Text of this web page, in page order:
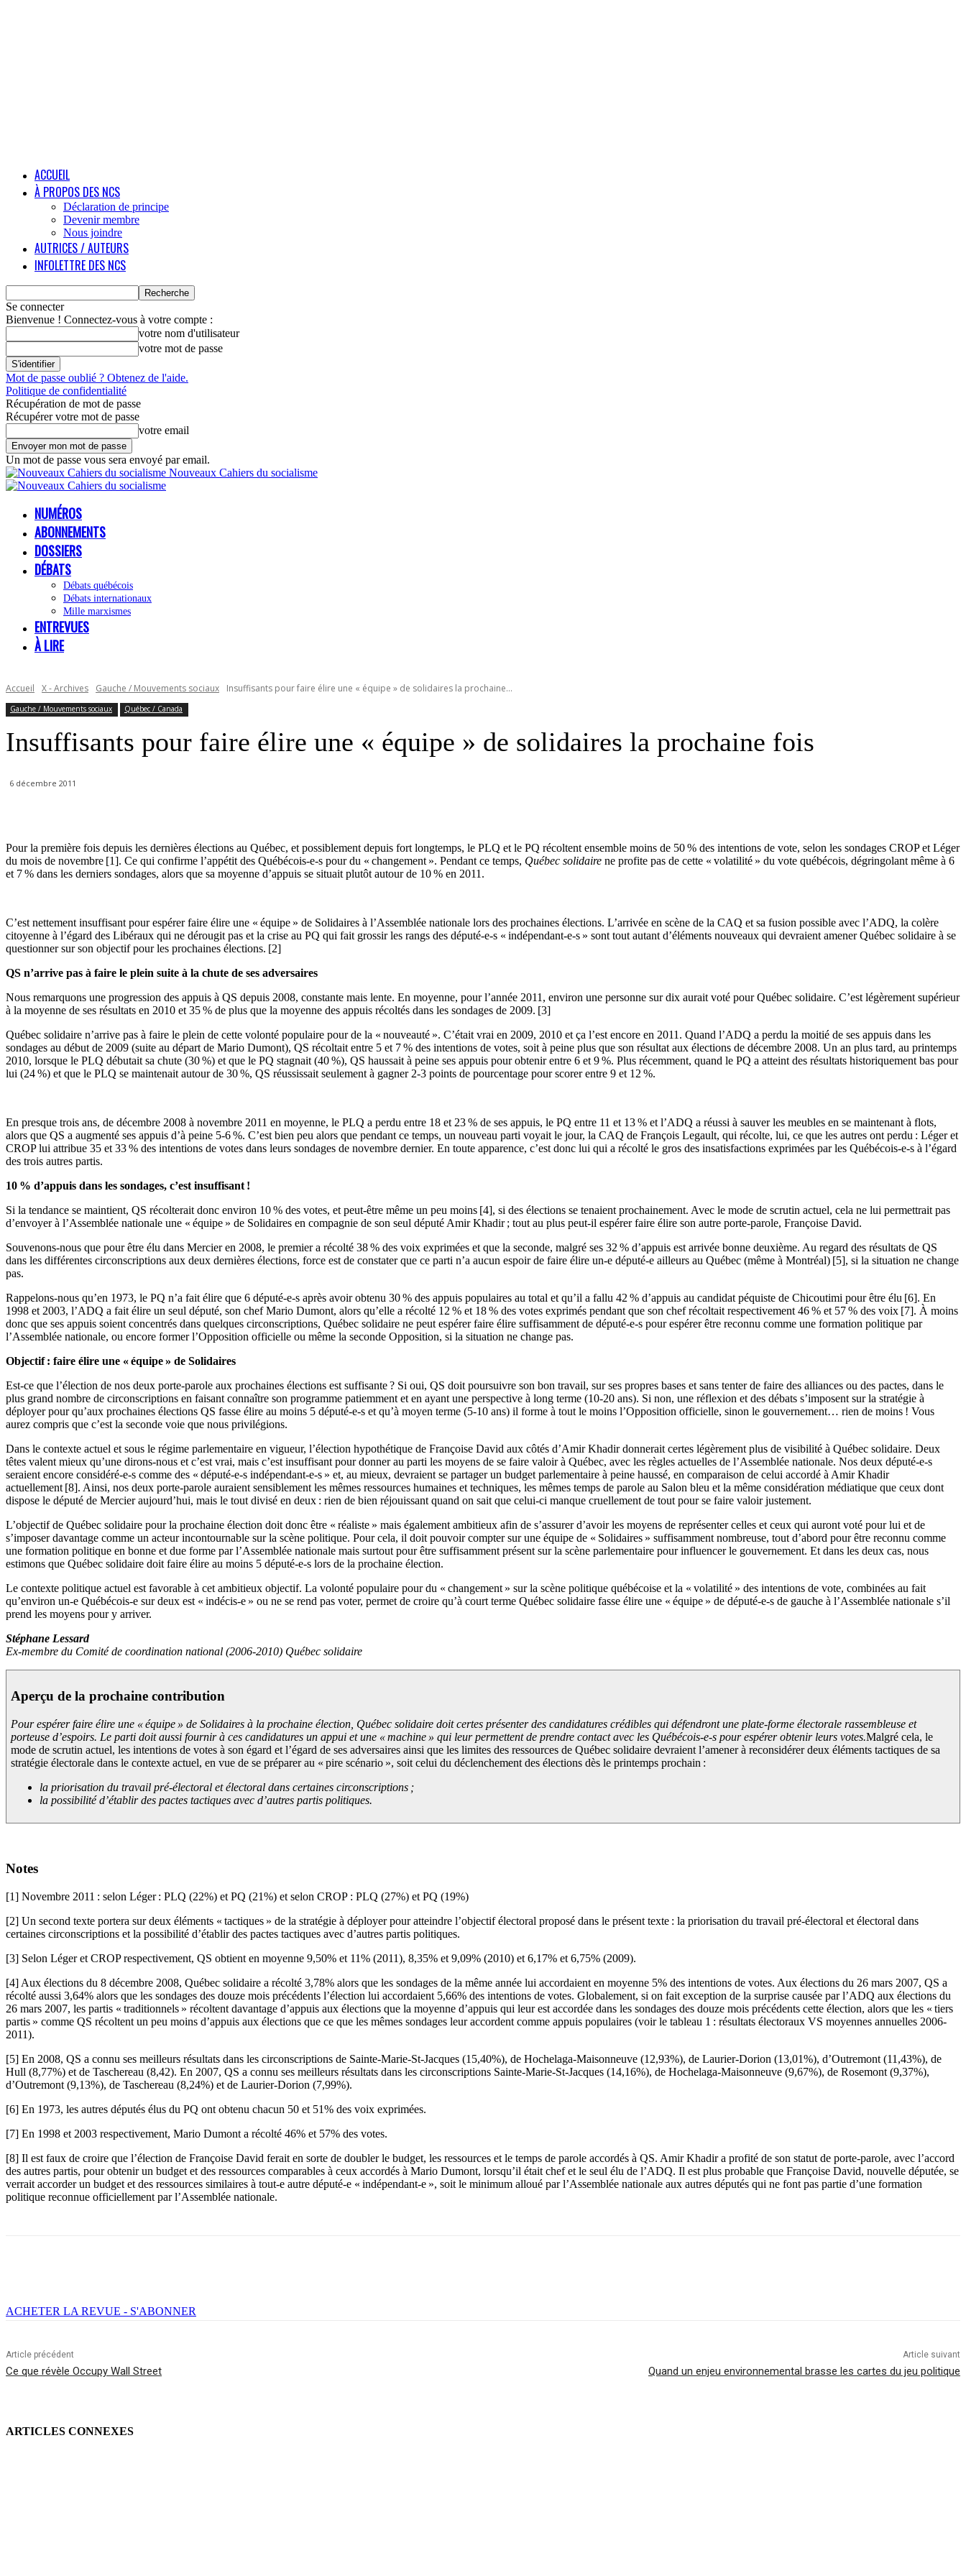
ACCUEIL
À PROPOS DES NCS
Déclaration de principe
Devenir membre
Nous joindre
AUTRICES / AUTEURS
INFOLETTRE DES NCS
Se connecter
Bienvenue ! Connectez-vous à votre compte :
votre nom d'utilisateur
votre mot de passe
Mot de passe oublié ? Obtenez de l'aide.
Politique de confidentialité
Récupération de mot de passe
Récupérer votre mot de passe
votre email
Un mot de passe vous sera envoyé par email.
Nouveaux Cahiers du socialisme
NUMÉROS
ABONNEMENTS
DOSSIERS
DÉBATS
Débats québécois
Débats internationaux
Mille marxismes
ENTREVUES
À LIRE
Accueil X - Archives Gauche / Mouvements sociaux Insuffisants pour faire élire une « équipe » de solidaires la prochaine...
Gauche / Mouvements sociaux Québec / Canada
Insuffisants pour faire élire une « équipe » de solidaires la prochaine fois
6 décembre 2011
Pour la première fois depuis les dernières élections au Québec, et possiblement depuis fort longtemps, le PLQ et le PQ récoltent ensemble moins de 50 % des intentions de vote, selon les sondages CROP et Léger
du mois de novembre [1]. Ce qui confirme l’appétit des Québécois-e-s pour du « changement ». Pendant ce temps, Québec solidaire ne profite pas de cette « volatilité » du vote québécois, dégringolant même à 6
et 7 % dans les derniers sondages, alors que sa moyenne d’appuis se situait plutôt autour de 10 % en 2011.
C’est nettement insuffisant pour espérer faire élire une « équipe » de Solidaires à l’Assemblée nationale lors des prochaines élections. L’arrivée en scène de la CAQ et sa fusion possible avec l’ADQ, la colère
citoyenne à l’égard des Libéraux qui ne dérougit pas et la crise au PQ qui fait grossir les rangs des député-e-s « indépendant-e-s » sont tout autant d’éléments nouveaux qui devraient amener Québec solidaire à se
questionner sur son objectif pour les prochaines élections. [2]
QS n’arrive pas à faire le plein suite à la chute de ses adversaires
Nous remarquons une progression des appuis à QS depuis 2008, constante mais lente. En moyenne, pour l’année 2011, environ une personne sur dix aurait voté pour Québec solidaire. C’est légèrement supérieur
à la moyenne de ses résultats en 2010 et 35 % de plus que la moyenne des appuis récoltés dans les sondages de 2009. [3]
Québec solidaire n’arrive pas à faire le plein de cette volonté populaire pour de la « nouveauté ». C’était vrai en 2009, 2010 et ça l’est encore en 2011. Quand l’ADQ a perdu la moitié de ses appuis dans les
sondages au début de 2009 (suite au départ de Mario Dumont), QS récoltait entre 5 et 7 % des intentions de votes, soit à peine plus que son résultat aux élections de décembre 2008. Un an plus tard, au printemps
2010, lorsque le PLQ débutait sa chute (30 %) et que le PQ stagnait (40 %), QS haussait à peine ses appuis pour obtenir entre 6 et 9 %. Plus récemment, quand le PQ a atteint des résultats historiquement bas pour
lui (24 %) et que le PLQ se maintenait autour de 30 %, QS réussissait seulement à gagner 2-3 points de pourcentage pour scorer entre 9 et 12 %.
En presque trois ans, de décembre 2008 à novembre 2011 en moyenne, le PLQ a perdu entre 18 et 23 % de ses appuis, le PQ entre 11 et 13 % et l’ADQ a réussi à sauver les meubles en se maintenant à flots,
alors que QS a augmenté ses appuis d’à peine 5-6 %. C’est bien peu alors que pendant ce temps, un nouveau parti voyait le jour, la CAQ de François Legault, qui récolte, lui, ce que les autres ont perdu : Léger et
CROP lui attribue 35 et 33 % des intentions de votes dans leurs sondages de novembre dernier. En toute apparence, c’est donc lui qui a récolté le gros des insatisfactions exprimées par les Québécois-e-s à l’égard
des trois autres partis.
10 % d’appuis dans les sondages, c’est insuffisant !
Si la tendance se maintient, QS récolterait donc environ 10 % des votes, et peut-être même un peu moins [4], si des élections se tenaient prochainement. Avec le mode de scrutin actuel, cela ne lui permettrait pas
d’envoyer à l’Assemblée nationale une « équipe » de Solidaires en compagnie de son seul député Amir Khadir ; tout au plus peut-il espérer faire élire son autre porte-parole, Françoise David.
Souvenons-nous que pour être élu dans Mercier en 2008, le premier a récolté 38 % des voix exprimées et que la seconde, malgré ses 32 % d’appuis est arrivée bonne deuxième. Au regard des résultats de QS
dans les différentes circonscriptions aux deux dernières élections, force est de constater que ce parti n’a aucun espoir de faire élire un-e député-e ailleurs au Québec (même à Montréal) [5], si la situation ne change
pas.
Rappelons-nous qu’en 1973, le PQ n’a fait élire que 6 député-e-s après avoir obtenu 30 % des appuis populaires au total et qu’il a fallu 42 % d’appuis au candidat péquiste de Chicoutimi pour être élu [6]. En
1998 et 2003, l’ADQ a fait élire un seul député, son chef Mario Dumont, alors qu’elle a récolté 12 % et 18 % des votes exprimés pendant que son chef récoltait respectivement 46 % et 57 % des voix [7]. À moins
donc que ses appuis soient concentrés dans quelques circonscriptions, Québec solidaire ne peut espérer faire élire suffisamment de député-e-s pour espérer être reconnu comme une formation politique par
l’Assemblée nationale, ou encore former l’Opposition officielle ou même la seconde Opposition, si la situation ne change pas.
Objectif : faire élire une « équipe » de Solidaires
Est-ce que l’élection de nos deux porte-parole aux prochaines élections est suffisante ? Si oui, QS doit poursuivre son bon travail, sur ses propres bases et sans tenter de faire des alliances ou des pactes, dans le
plus grand nombre de circonscriptions en faisant connaître son programme patiemment et en ayant une perspective à long terme (10-20 ans). Si non, une réflexion et des débats s’imposent sur la stratégie à
déployer pour qu’aux prochaines élections QS fasse élire au moins 5 député-e-s et qu’à moyen terme (5-10 ans) il forme à tout le moins l’Opposition officielle, sinon le gouvernement… rien de moins ! Vous
aurez compris que c’est la seconde voie que nous privilégions.
Dans le contexte actuel et sous le régime parlementaire en vigueur, l’élection hypothétique de Françoise David aux côtés d’Amir Khadir donnerait certes légèrement plus de visibilité à Québec solidaire. Deux
têtes valent mieux qu’une dirons-nous et c’est vrai, mais c’est insuffisant pour donner au parti les moyens de se faire valoir à Québec, avec les règles actuelles de l’Assemblée nationale. Nos deux député-e-s
seraient encore considéré-e-s comme des « député-e-s indépendant-e-s » et, au mieux, devraient se partager un budget parlementaire à peine haussé, en comparaison de celui accordé à Amir Khadir
actuellement [8]. Ainsi, nos deux porte-parole auraient sensiblement les mêmes ressources humaines et techniques, les mêmes temps de parole au Salon bleu et la même considération médiatique que ceux dont
dispose le député de Mercier aujourd’hui, mais le tout divisé en deux : rien de bien réjouissant quand on sait que celui-ci manque cruellement de tout pour se faire valoir justement.
L’objectif de Québec solidaire pour la prochaine élection doit donc être « réaliste » mais également ambitieux afin de s’assurer d’avoir les moyens de représenter celles et ceux qui auront voté pour lui et de
s’imposer davantage comme un acteur incontournable sur la scène politique. Pour cela, il doit pouvoir compter sur une équipe de « Solidaires » suffisamment nombreuse, tout d’abord pour être reconnu comme
une formation politique en bonne et due forme par l’Assemblée nationale mais surtout pour être suffisamment présent sur la scène parlementaire pour influencer le gouvernement. Et dans les deux cas, nous
estimons que Québec solidaire doit faire élire au moins 5 député-e-s lors de la prochaine élection.
Le contexte politique actuel est favorable à cet ambitieux objectif. La volonté populaire pour du « changement » sur la scène politique québécoise et la « volatilité » des intentions de vote, combinées au fait
qu’environ un-e Québécois-e sur deux est « indécis-e » ou ne se rend pas voter, permet de croire qu’à court terme Québec solidaire fasse élire une « équipe » de député-e-s de gauche à l’Assemblée nationale s’il
prend les moyens pour y arriver.
Stéphane Lessard
Ex-membre du Comité de coordination national (2006-2010) Québec solidaire
Aperçu de la prochaine contribution
Pour espérer faire élire une « équipe » de Solidaires à la prochaine élection, Québec solidaire doit certes présenter des candidatures crédibles qui défendront une plate-forme électorale rassembleuse et
porteuse d’espoirs. Le parti doit aussi fournir à ces candidatures un appui et une « machine » qui leur permettent de prendre contact avec les Québécois-e-s pour espérer obtenir leurs votes.Malgré cela, le
mode de scrutin actuel, les intentions de votes à son égard et l’égard de ses adversaires ainsi que les limites des ressources de Québec solidaire devraient l’amener à reconsidérer deux éléments tactiques de sa
stratégie électorale dans le contexte actuel, en vue de se préparer au « pire scénario », soit celui du déclenchement des élections dès le printemps prochain :
la priorisation du travail pré-électoral et électoral dans certaines circonscriptions ;
la possibilité d’établir des pactes tactiques avec d’autres partis politiques.
Notes
[1] Novembre 2011 : selon Léger : PLQ (22%) et PQ (21%) et selon CROP : PLQ (27%) et PQ (19%)
[2] Un second texte portera sur deux éléments « tactiques » de la stratégie à déployer pour atteindre l’objectif électoral proposé dans le présent texte : la priorisation du travail pré-électoral et électoral dans
certaines circonscriptions et la possibilité d’établir des pactes tactiques avec d’autres partis politiques.
[3] Selon Léger et CROP respectivement, QS obtient en moyenne 9,50% et 11% (2011), 8,35% et 9,09% (2010) et 6,17% et 6,75% (2009).
[4] Aux élections du 8 décembre 2008, Québec solidaire a récolté 3,78% alors que les sondages de la même année lui accordaient en moyenne 5% des intentions de votes. Aux élections du 26 mars 2007, QS a
récolté aussi 3,64% alors que les sondages des douze mois précédents l’élection lui accordaient 5,66% des intentions de votes. Globalement, si on fait exception de la surprise causée par l’ADQ aux élections du
26 mars 2007, les partis « traditionnels » récoltent davantage d’appuis aux élections que la moyenne d’appuis qui leur est accordée dans les sondages des douze mois précédents cette élection, alors que les « tiers
partis » comme QS récoltent un peu moins d’appuis aux élections que ce que les mêmes sondages leur accordent comme appuis populaires (voir le tableau 1 : résultats électoraux VS moyennes annuelles 2006-
2011).
[5] En 2008, QS a connu ses meilleurs résultats dans les circonscriptions de Sainte-Marie-St-Jacques (15,40%), de Hochelaga-Maisonneuve (12,93%), de Laurier-Dorion (13,01%), d’Outremont (11,43%), de
Hull (8,77%) et de Taschereau (8,42). En 2007, QS a connu ses meilleurs résultats dans les circonscriptions Sainte-Marie-St-Jacques (14,16%), de Hochelaga-Maisonneuve (9,67%), de Rosemont (9,37%),
d’Outremont (9,13%), de Taschereau (8,24%) et de Laurier-Dorion (7,99%).
[6] En 1973, les autres députés élus du PQ ont obtenu chacun 50 et 51% des voix exprimées.
[7] En 1998 et 2003 respectivement, Mario Dumont a récolté 46% et 57% des votes.
[8] Il est faux de croire que l’élection de Françoise David ferait en sorte de doubler le budget, les ressources et le temps de parole accordés à QS. Amir Khadir a profité de son statut de porte-parole, avec l’accord
des autres partis, pour obtenir un budget et des ressources comparables à ceux accordés à Mario Dumont, lorsqu’il était chef et le seul élu de l’ADQ. Il est plus probable que Françoise David, nouvelle députée, se
verrait accorder un budget et des ressources similaires à tout-e autre député-e « indépendant-e », soit le minimum alloué par l’Assemblée nationale aux autres députés qui ne font pas partie d’une formation
politique reconnue officiellement par l’Assemblée nationale.
ACHETER LA REVUE - S'ABONNER
Article précédent
Ce que révèle Occupy Wall Street
Article suivant
Quand un enjeu environnemental brasse les cartes du jeu politique
ARTICLES CONNEXES